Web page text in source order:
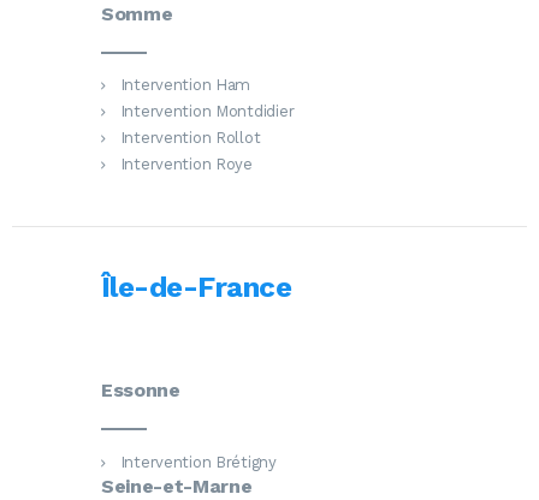
Somme
Intervention Ham
Intervention Montdidier
Intervention Rollot
Intervention Roye
Île-de-France
Essonne
Intervention Brétigny
Seine-et-Marne